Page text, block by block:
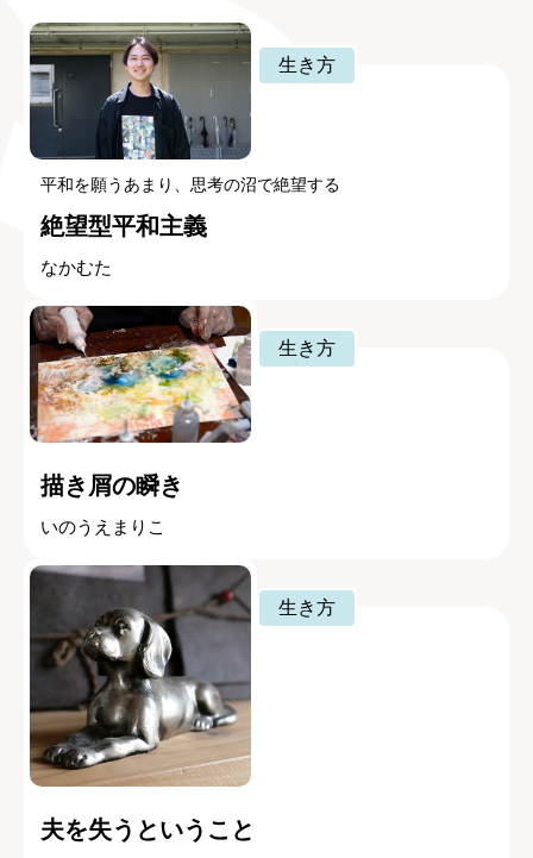
生き方
平和を願うあまり、思考の沼で絶望する
絶望型平和主義
なかむた
生き方
描き屑の瞬き
いのうえまりこ
生き方
夫を失うということ